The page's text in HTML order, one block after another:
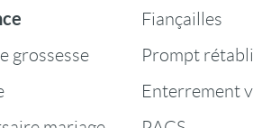
grossesse
Fiançailles
Prompt
Enterrement